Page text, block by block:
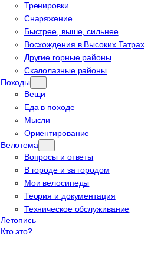
Тренировки
Снаряжение
Быстрее, выше, сильнее
Восхождения в Высоких Татрах
Другие горные районы
Скалолазные районы
Походы
Вещи
Еда в походе
Мысли
Ориентирование
Велотема
Вопросы и ответы
В городе и за городом
Мои велосипеды
Теория и документация
Техническое обслуживание
Летопись
Кто это?